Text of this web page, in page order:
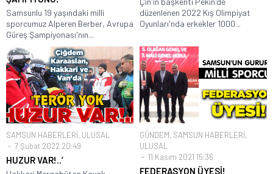
Samsunlu 19 yaşındaki milli
sporcumuz Alperen Berber, Avrupa
Güreş Şampiyonası'nın...
düzenlenen 2022 Kış Olimpiyat
Oyunları'nda erkekler 1000...
SAMSUN HABERLERİ, ULUSAL
7 Şubat 2022 20:49
HUZUR VAR!..’
GÜNDEM, SAMSUN HABERLERİ,
ULUSAL
11 Kasım 2021 15:36
FEDERASYON ÜYESİ!